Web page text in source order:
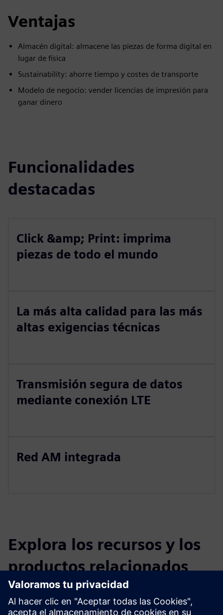
Ventajas
Almacén digital: almacene las piezas de forma digital en
lugar de física
Sustainability: ahorre tiempo y costes de transporte
Modelo de negocio: vender licencias de impresión para
ganar dinero
Funcionalidades
destacadas
Click &amp; Print: imprima
piezas de todo el mundo
La más alta calidad para las más
altas exigencias técnicas
Transmisión segura de datos
mediante conexión LTE
Red AM integrada
Explora los recursos y los
productos relacionados
Información y recursos adicionales